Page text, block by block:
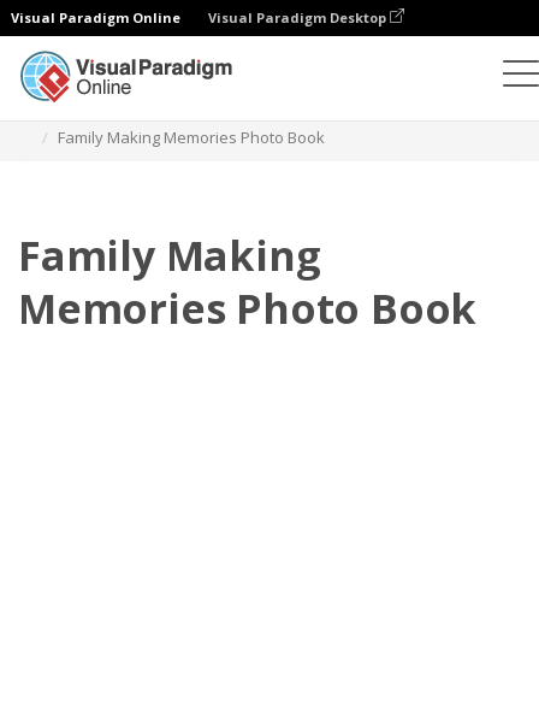
Visual Paradigm Online Visual Paradigm Desktop
Family Making Memories Photo Book
Family Making
Memories Photo Book